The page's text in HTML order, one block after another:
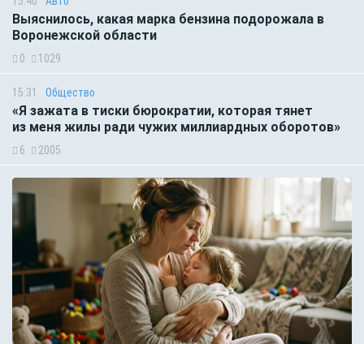
Выяснилось, какая марка бензина подорожала в
Воронежской области
0 1029
15:31 Общество
«Я зажата в тиски бюрократии, которая тянет
из меня жилы ради чужих миллиардных оборотов»
6 2005